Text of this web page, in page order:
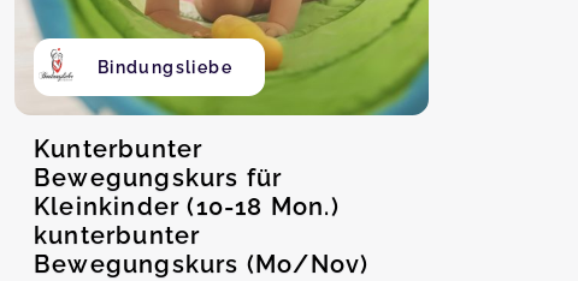
Bindungsliebe
Kunterbunter
Bewegungskurs für
Kleinkinder (10-18 Mon.)
kunterbunter
Bewegungskurs (Mo/Nov)